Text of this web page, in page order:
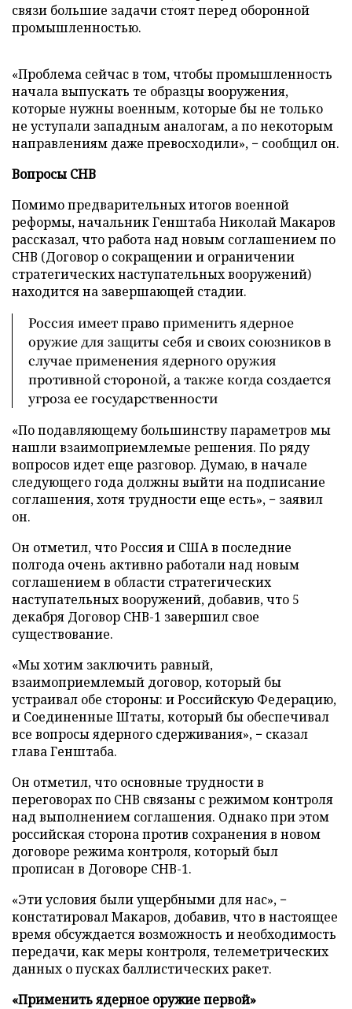
связи большие задачи стоят перед оборонной
промышленностью.
«Проблема сейчас в том, чтобы промышленность
начала выпускать те образцы вооружения,
которые нужны военным, которые бы не только
не уступали западным аналогам, а по некоторым
направлениям даже превосходили», − сообщил он.
Вопросы СНВ
Помимо предварительных итогов военной
реформы, начальник Генштаба Николай Макаров
рассказал, что работа над новым соглашением по
СНВ (Договор о сокращении и ограничении
стратегических наступательных вооружений)
находится на завершающей стадии.
Россия имеет право применить ядерное
оружие для защиты себя и своих союзников в
случае применения ядерного оружия
противной стороной, а также когда создается
угроза ее государственности
«По подавляющему большинству параметров мы
нашли взаимоприемлемые решения. По ряду
вопросов идет еще разговор. Думаю, в начале
следующего года должны выйти на подписание
соглашения, хотя трудности еще есть», − заявил
он.
Он отметил, что Россия и США в последние
полгода очень активно работали над новым
соглашением в области стратегических
наступательных вооружений, добавив, что 5
декабря Договор СНВ-1 завершил свое
существование.
«Мы хотим заключить равный,
взаимоприемлемый договор, который бы
устраивал обе стороны: и Российскую Федерацию,
и Соединенные Штаты, который бы обеспечивал
все вопросы ядерного сдерживания», − сказал
глава Генштаба.
Он отметил, что основные трудности в
переговорах по СНВ связаны с режимом контроля
над выполнением соглашения. Однако при этом
российская сторона против сохранения в новом
договоре режима контроля, который был
прописан в Договоре СНВ-1.
«Эти условия были ущербными для нас», −
констатировал Макаров, добавив, что в настоящее
время обсуждается возможность и необходимость
передачи, как меры контроля, телеметрических
данных о пусках баллистических ракет.
«Применить ядерное оружие первой»